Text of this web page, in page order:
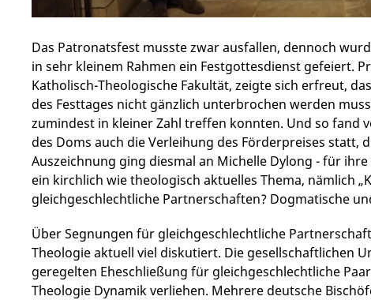
Das Patronatsfest musste zwar ausfallen, dennoch
in sehr kleinem Rahmen ein Festgottesdienst gefeiert.
Katholisch-Theologische Fakultät, zeigte sich erfreut,
des Festtages nicht gänzlich unterbrochen werden
zumindest in kleiner Zahl treffen konnten. Und so fand
des Doms auch die Verleihung des Förderpreises statt,
Auszeichnung ging diesmal an Michelle Dylong - für
ein kirchlich wie theologisch aktuelles Thema, nämlich
gleichgeschlechtliche Partnerschaften? Dogmatische
Über Segnungen für gleichgeschlechtliche
Theologie aktuell viel diskutiert. Die gesellschaftlichen
geregelten Eheschließung für gleichgeschlechtliche
Theologie Dynamik verliehen. Mehrere deutsche